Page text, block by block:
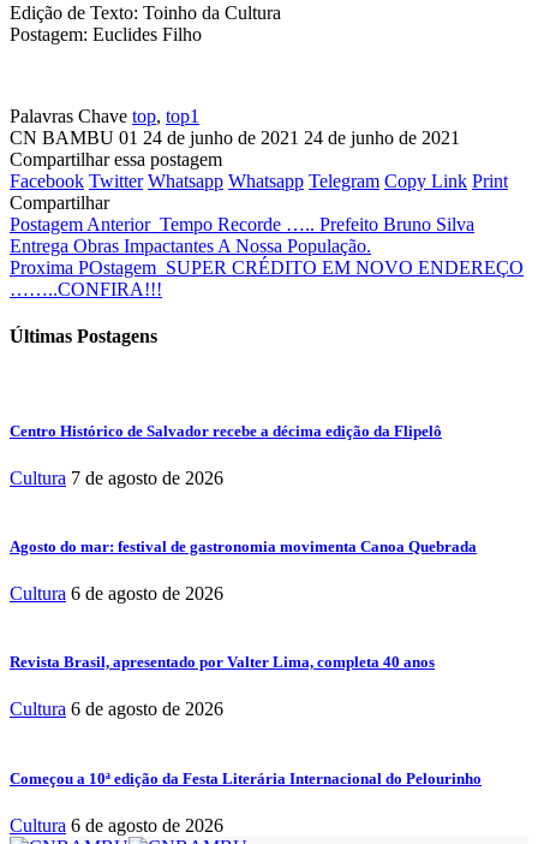
Edição de Texto: Toinho da Cultura
Postagem: Euclides Filho
Palavras Chave top, top1
CN BAMBU 01 24 de junho de 2021 24 de junho de 2021
Compartilhar essa postagem
Facebook Twitter Whatsapp Whatsapp Telegram Copy Link Print
Compartilhar
Postagem Anterior Tempo Recorde ….. Prefeito Bruno Silva
Entrega Obras Impactantes A Nossa População.
Proxima POstagem SUPER CRÉDITO EM NOVO ENDEREÇO
……..CONFIRA!!!
Últimas Postagens
Centro Histórico de Salvador recebe a décima edição da Flipelô
Cultura 7 de agosto de 2026
Agosto do mar: festival de gastronomia movimenta Canoa Quebrada
Cultura 6 de agosto de 2026
Revista Brasil, apresentado por Valter Lima, completa 40 anos
Cultura 6 de agosto de 2026
Começou a 10ª edição da Festa Literária Internacional do Pelourinho
Cultura 6 de agosto de 2026